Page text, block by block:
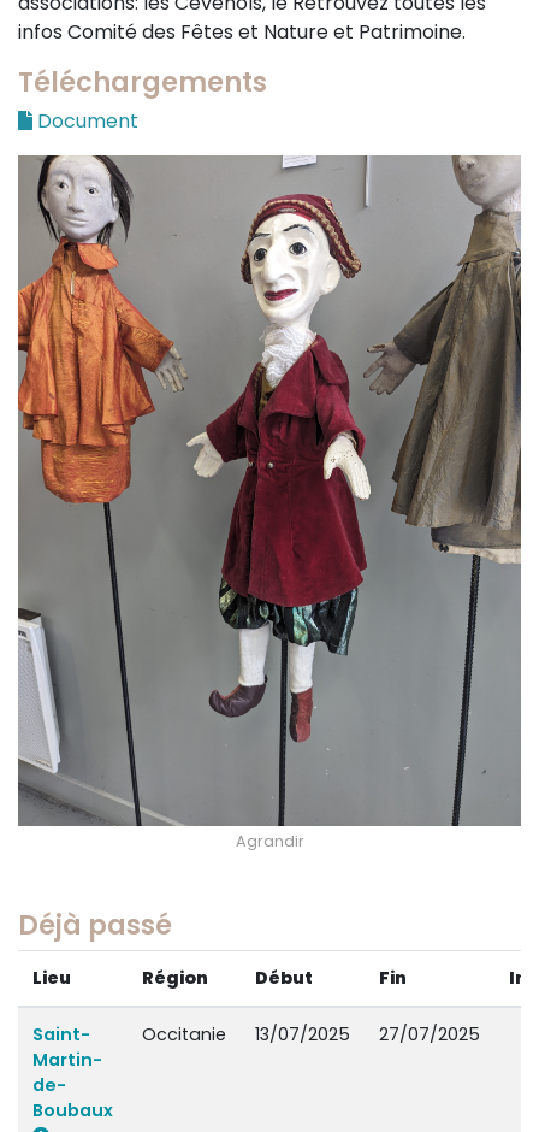
infos Comité des Fêtes et Nature et Patrimoine.
Téléchargements
Document
Agrandir
Déjà passé
Lieu Région Début Fin
Saint-
Martin-
de-
Boubaux
Occitanie 13/07/2025 27/07/2025